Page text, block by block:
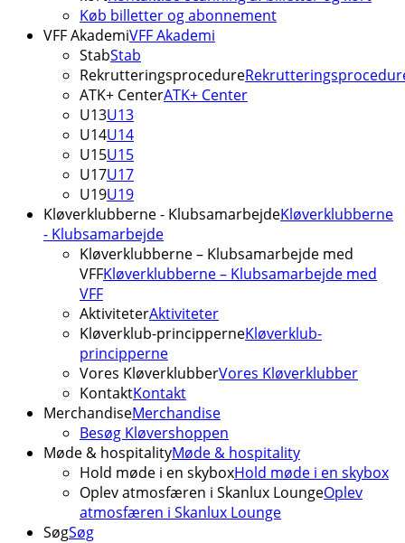
Køb billetter og abonnement
VFF AkademiVFF Akademi
StabStab
Rekrutteringsprocedure
ATK+ CenterATK+ Center
U13U13
U14U14
U15U15
U17U17
U19U19
Kløverklubberne - KlubsamarbejdeKløverklubberne
- Klubsamarbejde
Kløverklubberne – Klubsamarbejde med
VFFKløverklubberne – Klubsamarbejde med
VFF
AktiviteterAktiviteter
Kløverklub-principperneKløverklub-
principperne
Vores KløverklubberVores Kløverklubber
KontaktKontakt
MerchandiseMerchandise
Besøg Kløvershoppen
Møde & hospitalityMøde & hospitality
Hold møde i en skyboxHold møde i en skybox
Oplev atmosfæren i Skanlux LoungeOplev
atmosfæren i Skanlux Lounge
SøgSøg